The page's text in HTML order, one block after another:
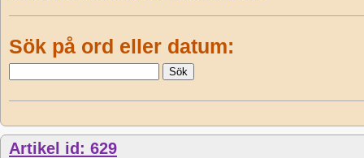
Sök på ord eller datum:
Artikel id: 629